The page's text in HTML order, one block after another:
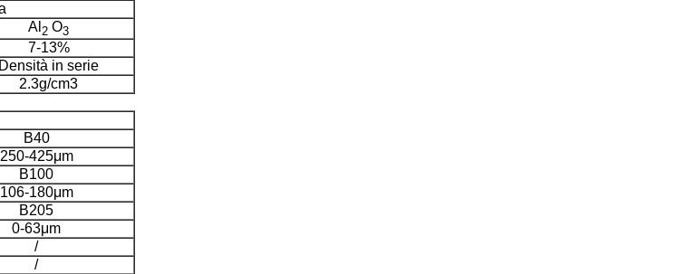
Al 2 O3
7-13%
Densità in serie
2.3g/cm3
B40
250-425μm
B100
106-180μm
B205
0-63μm
/
/